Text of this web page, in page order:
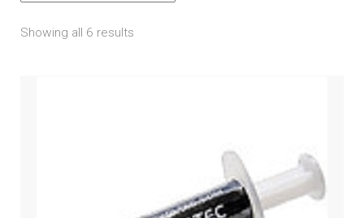
Showing all 6 results